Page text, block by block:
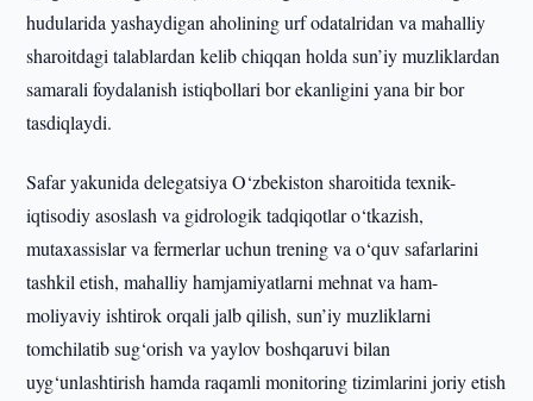
hudularida yashaydigan aholining urf odatalridan va mahalliy
sharoitdagi talablardan kelib chiqqan holda sun’iy muzliklardan
samarali foydalanish istiqbollari bor ekanligini yana bir bor
tasdiqlaydi.
Safar yakunida delegatsiya O‘zbekiston sharoitida texnik-
iqtisodiy asoslash va gidrologik tadqiqotlar o‘tkazish,
mutaxassislar va fermerlar uchun trening va o‘quv safarlarini
tashkil etish, mahalliy hamjamiyatlarni mehnat va ham-
moliyaviy ishtirok orqali jalb qilish, sun’iy muzliklarni
tomchilatib sug‘orish va yaylov boshqaruvi bilan
uyg‘unlashtirish hamda raqamli monitoring tizimlarini joriy etish